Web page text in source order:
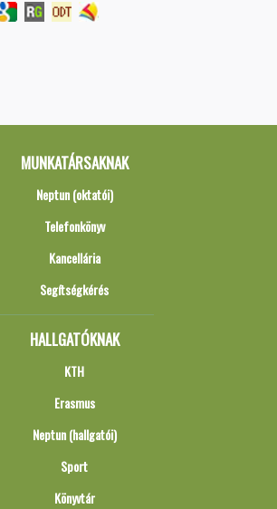
MUNKATÁRSAKNAK
Neptun (oktatói)
Telefonkönyv
Kancellária
Segítségkérés
HALLGATÓKNAK
KTH
Erasmus
Neptun (hallgatói)
Sport
Könyvtár